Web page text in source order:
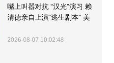
嘴上叫嚣对抗 “汉光”演习 赖
清德亲自上演“逃生剧本” 美
2026-08-07 10:02:48